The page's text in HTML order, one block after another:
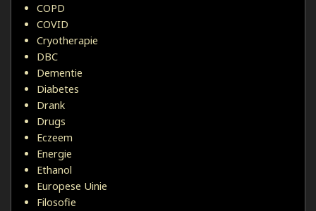
COPD
COVID
Cryotherapie
DBC
Dementie
Diabetes
Drank
Drugs
Eczeem
Energie
Ethanol
Europese Uinie
Filosofie